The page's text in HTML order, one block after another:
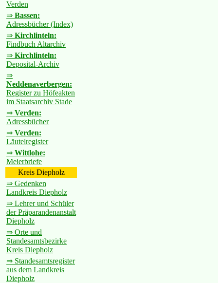
Verden
⇒ Bassen:
Adressbücher (Index)
⇒ Kirchlinteln:
Findbuch Altarchiv
⇒ Kirchlinteln:
Deposital-Archiv
⇒
Neddenaverbergen:
Register zu Höfeakten
im Staatsarchiv Stade
⇒ Verden:
Adressbücher
⇒ Verden:
Läutelregister
⇒ Wittlohe:
Meierbriefe
Kreis Diepholz
⇒ Gedenken
Landkreis Diepholz
⇒ Lehrer und Schüler
der Präparandenanstalt
Diepholz
⇒ Orte und
Standesamtsbezirke
Kreis Diepholz
⇒ Standesamtsregister
aus dem Landkreis
Diepholz